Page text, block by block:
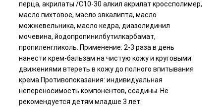
перца, акрилаты /С10-30 алкил акрилат кроссполимер,
масло пихтовое, масло эвкалипта, масло
можжевельника, масло кедра, диазолидинил
мочевина, йодопропинилбутилкарбамат,
пропиленгликоль. Применение: 2-3 раза в день
нанести крем-бальзам на чистую кожу и круговыми
движениями втереть в кожу до полного впитывания
крема.Противопоказания: индивидуальная
непереносимость компонентов, ссадины. Не
рекомендуется детям младше 3 лет.